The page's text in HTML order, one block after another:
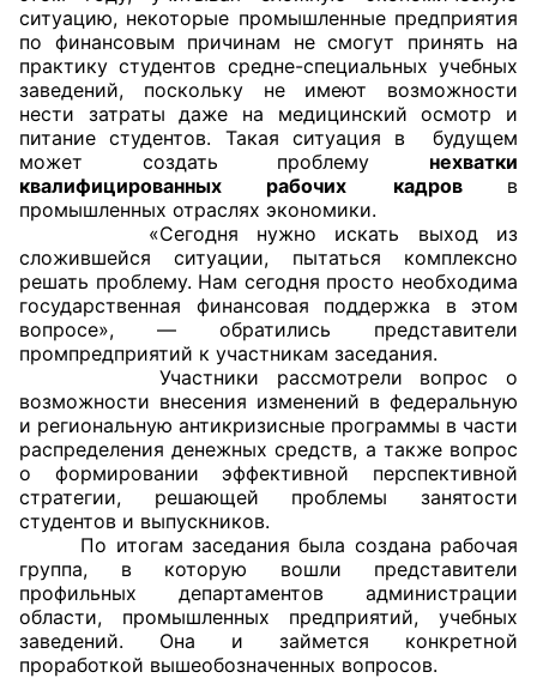
органах федеральных органов
исполнительной власти
Общественные советы по проведению
независимой оценки качества условий
оказания услуг
О Палате
Структура Палаты
Комиссии
Экспертный совет ОП КО
Совет ОП КО
Общественный штаб
Члены ОП КО
Документы ОП КО
Регламент ОП КО
ситуацию, некоторые промышленные предприятия
по финансовым причинам не смогут принять на
практику студентов средне-специальных учебных
заведений, поскольку не имеют возможности
нести затраты даже на медицинский осмотр и
питание студентов. Такая ситуация в будущем
может создать проблему нехватки
квалифицированных рабочих
кадров в
промышленных отраслях экономики.
«Сегодня нужно искать выход из
сложившейся ситуации, пытаться комплексно
решать проблему. Нам сегодня просто необходима
государственная финансовая поддержка в этом
вопросе», — обратились представители
промпредприятий к участникам заседания.
Участники рассмотрели вопрос о
возможности внесения изменений в федеральную
и региональную антикризисные программы в части
распределения денежных средств, а также вопрос
о формировании эффективной перспективной
стратегии, решающей проблемы занятости
студентов и выпускников.
По итогам заседания была создана рабочая
группа, в которую вошли представители
профильных департаментов администрации
области, промышленных предприятий, учебных
заведений. Она и займется конкретной
проработкой вышеобозначенных вопросов.